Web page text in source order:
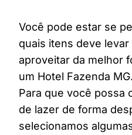
Você pode estar se
quais itens deve levar
aproveitar da melhor
um Hotel Fazenda MG.
Para que você possa
de lazer de forma
selecionamos